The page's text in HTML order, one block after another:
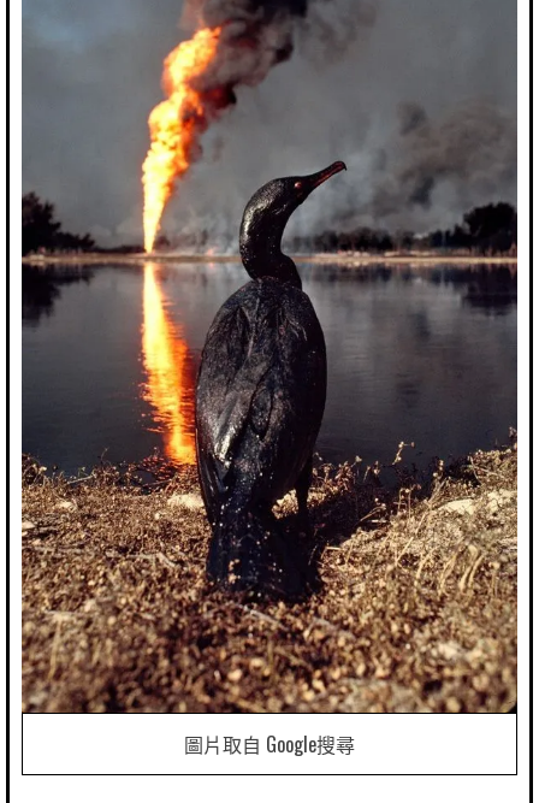
圖片取自 Google搜尋